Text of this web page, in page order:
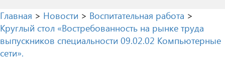
Главная > Новости > Воспитательная работа >
Круглый стол «Востребованность на рынке труда
выпускников специальности 09.02.02 Компьютерные
сети».